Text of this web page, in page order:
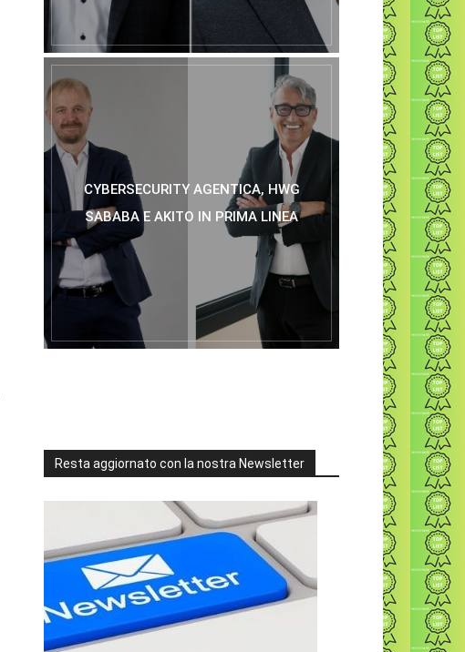
CYBERSECURITY AGENTICA, HWG
SABABA E AKITO IN PRIMA LINEA
Resta aggiornato con la nostra Newsletter